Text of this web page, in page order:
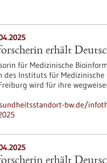
erhält
für Medizinische
des Instituts für
wird für ihre
bw.de/